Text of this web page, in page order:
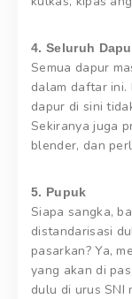
4. Seluruh
Semua dapur
dalam daftar ini.
dapur di sini
Sekiranya juga
blender, dan
5. Pupuk
Siapa sangka,
distandarisasi
pasarkan? Ya,
yang akan di
dulu di urus SNI